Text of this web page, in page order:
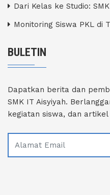
Dari Kelas ke Studio:
Monitoring Siswa PKL di
BULETIN
Dapatkan berita dan
SMK IT Aisyiyah.
kegiatan siswa, dan artikel